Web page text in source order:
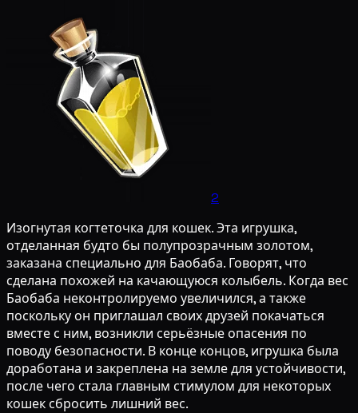
2
Изогнутая когтеточка для кошек. Эта игрушка,
отделанная будто бы полупрозрачным золотом,
заказана специально для Баобаба. Говорят, что
сделана похожей на качающуюся колыбель. Когда вес
Баобаба неконтролируемо увеличился, а также
поскольку он приглашал своих друзей покачаться
вместе с ним, возникли серьёзные опасения по
поводу безопасности. В конце концов, игрушка была
доработана и закреплена на земле для устойчивости,
после чего стала главным стимулом для некоторых
кошек сбросить лишний вес.